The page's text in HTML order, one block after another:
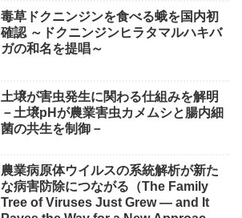
毒草ドクニンジンを食べる蛾を国内初
確認 ～ドクニンジンヒラタマルハキバ
ガの和名を提唱～
土壌が害虫発生に関わる仕組みを解明
－土壌pHが農業害虫カメムシと腸内細
菌の共生を制御－
農業病原体ウイルスの系統解析が新た
な病害防除につながる（The Family
Tree of Viruses Just Grew — and It